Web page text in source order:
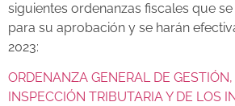
siguientes ordenanzas fiscales que
para su aprobación y se harán
2023:
ORDENANZA GENERAL DE
INSPECCIÓN TRIBUTARIA Y DE LOS